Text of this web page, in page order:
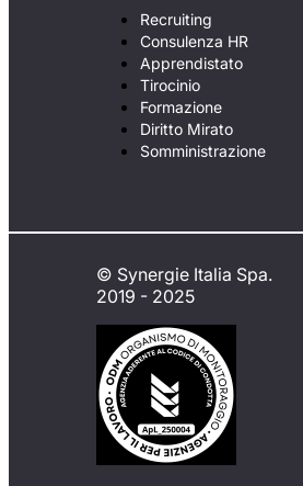
Recruiting
Consulenza HR
Apprendistato
Tirocinio
Formazione
Diritto Mirato
Somministrazione
© Synergie Italia Spa.
2019 - 2025